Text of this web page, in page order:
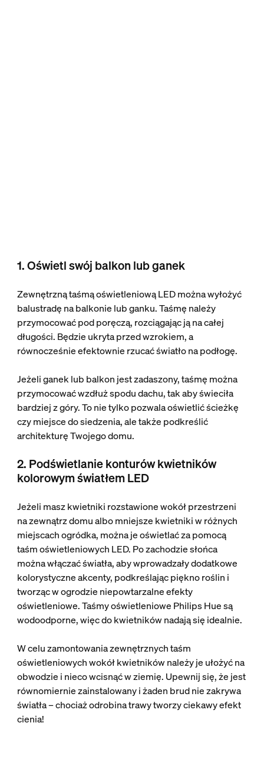
1. Oświetl swój balkon lub ganek
Zewnętrzną taśmą oświetleniową LED można wyłożyć
balustradę na balkonie lub ganku. Taśmę należy
przymocować pod poręczą, rozciągając ją na całej
długości. Będzie ukryta przed wzrokiem, a
równocześnie efektownie rzucać światło na podłogę.
Jeżeli ganek lub balkon jest zadaszony, taśmę można
przymocować wzdłuż spodu dachu, tak aby świeciła
bardziej z góry. To nie tylko pozwala oświetlić ścieżkę
czy miejsce do siedzenia, ale także podkreślić
architekturę Twojego domu.
2. Podświetlanie konturów kwietników
kolorowym światłem LED
Jeżeli masz kwietniki rozstawione wokół przestrzeni
na zewnątrz domu albo mniejsze kwietniki w różnych
miejscach ogródka, można je oświetlać za pomocą
taśm oświetleniowych LED. Po zachodzie słońca
można włączać światła, aby wprowadzały dodatkowe
kolorystyczne akcenty, podkreślając piękno roślin i
tworząc w ogrodzie niepowtarzalne efekty
oświetleniowe. Taśmy oświetleniowe Philips Hue są
wodoodporne, więc do kwietników nadają się idealnie.
W celu zamontowania zewnętrznych taśm
oświetleniowych wokół kwietników należy je ułożyć na
obwodzie i nieco wcisnąć w ziemię. Upewnij się, że jest
równomiernie zainstalowany i żaden brud nie zakrywa
światła – chociaż odrobina trawy tworzy ciekawy efekt
cienia!